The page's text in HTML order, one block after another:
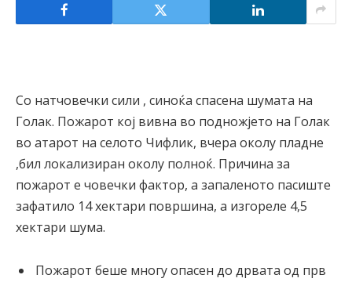
Со натчовечки сили , синоќа спасена шумата на
Голак. Пожарот кој вивна во подножјето на Голак
во атарот на селото Чифлик, вчера околу пладне
,бил локализиран околу полноќ. Причина за
пожарот е човечки фактор, а запаленото пасиште
зафатило 14 хектари површина, а изгореле 4,5
хектари шума.
Пожарот беше многу опасен до дрвата од прв